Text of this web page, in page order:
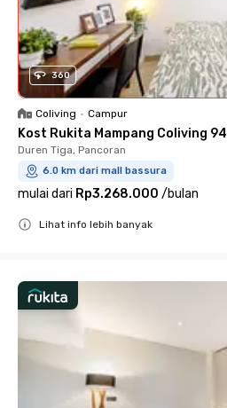
360
Coliving • Campur
Kost Rukita Mampang Coliving 94
Duren Tiga, Pancoran
6.0 km dari mall bassura
mulai dari Rp3.268.000 /bulan
Lihat info lebih banyak